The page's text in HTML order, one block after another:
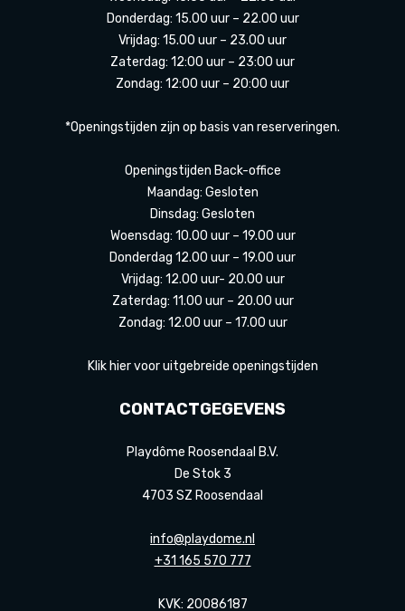
Donderdag: 15.00 uur – 22.00 uur
Vrijdag: 15.00 uur – 23.00 uur
Zaterdag: 12:00 uur – 23:00 uur
Zondag: 12:00 uur – 20:00 uur
*Openingstijden zijn op basis van reserveringen.
Openingstijden Back-office
Maandag: Gesloten
Dinsdag: Gesloten
Woensdag: 10.00 uur – 19.00 uur
Donderdag 12.00 uur – 19.00 uur
Vrijdag: 12.00 uur- 20.00 uur
Zaterdag: 11.00 uur – 20.00 uur
Zondag: 12.00 uur – 17.00 uur
Klik hier voor uitgebreide openingstijden
CONTACTGEGEVENS
Playdôme Roosendaal B.V.
De Stok 3
4703 SZ Roosendaal
info@playdome.nl
+31 165 570 777
KVK: 20086187